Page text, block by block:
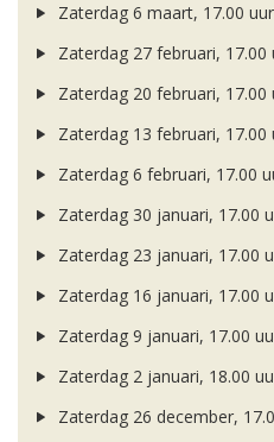
Zaterdag 6 maart, 17.00 uur
Zaterdag 27 februari, 17.00
Zaterdag 20 februari, 17.00
Zaterdag 13 februari, 17.00
Zaterdag 6 februari, 17.00
Zaterdag 30 januari, 17.00
Zaterdag 23 januari, 17.00
Zaterdag 16 januari, 17.00
Zaterdag 9 januari, 17.00
Zaterdag 2 januari, 18.00
Zaterdag 26 december,